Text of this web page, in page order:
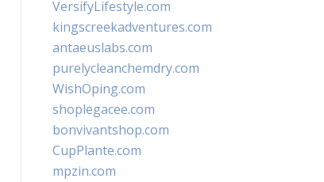
VersifyLifestyle.com
kingscreekadventures.com
antaeuslabs.com
purelycleanchemdry.com
WishOping.com
shoplegacee.com
bonvivantshop.com
CupPlante.com
mpzin.com